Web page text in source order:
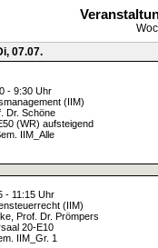
07.07.
- 9:30 Uhr
(IIM)
Dr. Schöne
(WR) aufsteigend
IIM_Alle
- 11:15 Uhr
(IIM)
Prof. Dr. Prömpers
20-E10
IIM_Gr. 1